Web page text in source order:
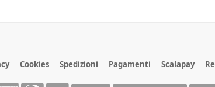
Cookies Spedizioni Pagamenti Scalapay